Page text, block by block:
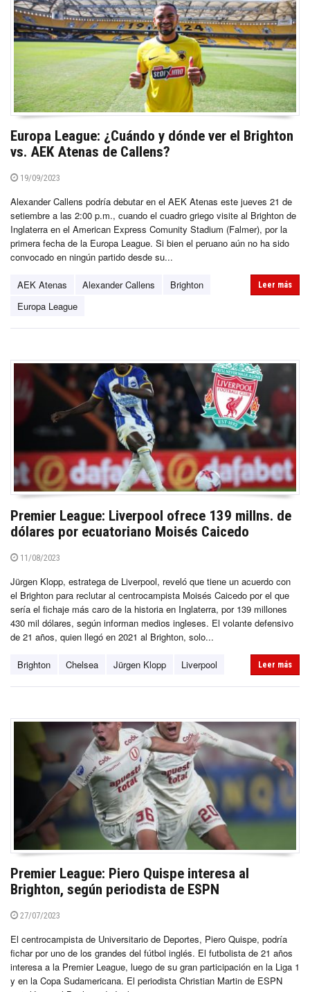
Europa League: ¿Cuándo y dónde ver el Brighton
vs. AEK Atenas de Callens?
19/09/2023
Alexander Callens podría debutar en el AEK Atenas este jueves 21 de
setiembre a las 2:00 p.m., cuando el cuadro griego visite al Brighton de
Inglaterra en el American Express Comunity Stadium (Falmer), por la
primera fecha de la Europa League. Si bien el peruano aún no ha sido
convocado en ningún partido desde su...
AEK Atenas Alexander Callens
Brighton
Europa League
Leer más
Premier League: Liverpool ofrece 139 millns. de
dólares por ecuatoriano Moisés Caicedo
11/08/2023
Jürgen Klopp, estratega de Liverpool, reveló que tiene un acuerdo con
el Brighton para reclutar al centrocampista Moisés Caicedo por el que
sería el fichaje más caro de la historia en Inglaterra, por 139 millones
430 mil dólares, según informan medios ingleses. El volante defensivo
de 21 años, quien llegó en 2021 al Brighton, solo...
Brighton Chelsea Jürgen Klopp Liverpool Leer más
Premier League: Piero Quispe interesa al
Brighton, según periodista de ESPN
27/07/2023
El centrocampista de Universitario de Deportes, Piero Quispe, podría
fichar por uno de los grandes del fútbol inglés. El futbolista de 21 años
interesa a la Premier League, luego de su gran participación en la Liga 1
y en la Copa Sudamericana. El periodista Christian Martin de ESPN